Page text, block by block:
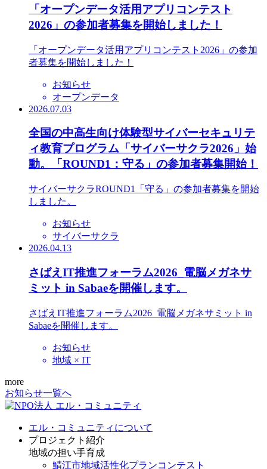
「オープンデータ活用アプリコンテスト
2026」の参加者募集を開始しました！
「オープンデータ活用アプリコンテスト2026」の参加
者募集を開始しました！
お知らせ
オープンデータ
2026.07.03
全国の中高生向け体験型サイバーセキュリテ
ィ教育プログラム「サイバーサクラ2026」始
動。「ROUND1：守る」の参加者募集開始！
サイバーサクラROUND1「守る」の参加者募集を開始
しました。
お知らせ
サイバーサクラ
2026.04.13
さばえIT推進フォーラム2026_電脳メガネサ
ミット in Sabaeを開催します。
さばえIT推進フォーラム2026_電脳メガネサミット in
Sabaeを開催します。
お知らせ
地域 × IT
more
お知らせ一覧へ
エル・コミュニティについて
プロジェクト紹介
地域の担い手育成
鯖江市地域活性化プランコンテスト